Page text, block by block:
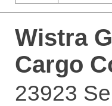
Wistra
Cargo
23923